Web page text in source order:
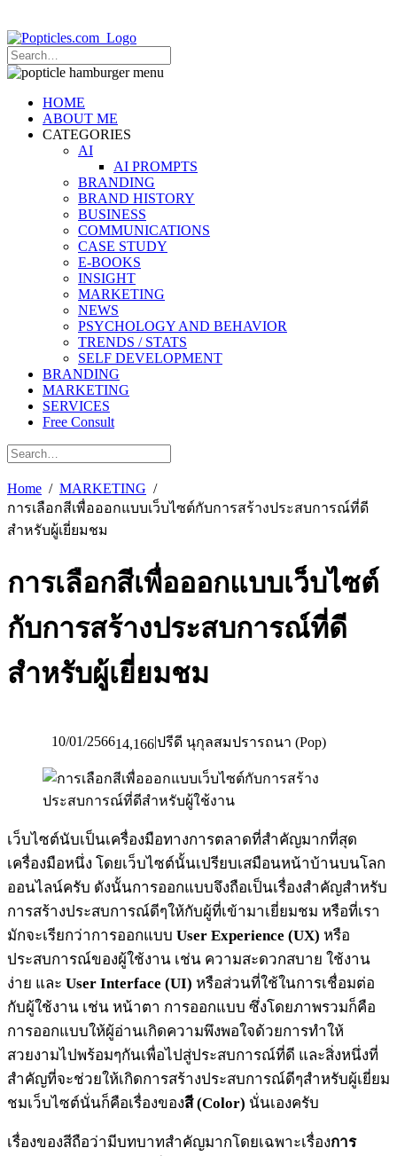
Popticles.com
HOME
ABOUT ME
CATEGORIES
AI
AI PROMPTS
BRANDING
BRAND HISTORY
BUSINESS
COMMUNICATIONS
CASE STUDY
E-BOOKS
INSIGHT
MARKETING
NEWS
PSYCHOLOGY AND BEHAVIOR
TRENDS / STATS
SELF DEVELOPMENT
BRANDING
MARKETING
SERVICES
Free Consult
Home
MARKETING
การเลือกสีเพื่อออกแบบเว็บไซต์กับการสร้างประสบการณ์ที่ดี
สำหรับผู้เยี่ยมชม
การเลือกสีเพื่อออกแบบเว็บไซต์
กับการสร้างประสบการณ์ที่ดี
สำหรับผู้เยี่ยมชม
10/01/256614,166|ปรีดี นุกุลสมปรารถนา (Pop)
เว็บไซต์นับเป็นเครื่องมือทางการตลาดที่สำคัญมากที่สุด
เครื่องมือหนึ่ง โดยเว็บไซต์นั้นเปรียบเสมือนหน้าบ้านบนโลก
ออนไลน์ครับ ดังนั้นการออกแบบจึงถือเป็นเรื่องสำคัญสำหรับ
การสร้างประสบการณ์ดีๆให้กับผู้ที่เข้ามาเยี่ยมชม หรือที่เรา
มักจะเรียกว่าการออกแบบ User Experience (UX) หรือ
ประสบการณ์ของผู้ใช้งาน เช่น ความสะดวกสบาย ใช้งาน
ง่าย และ User Interface (UI) หรือส่วนที่ใช้ในการเชื่อมต่อ
กับผู้ใช้งาน เช่น หน้าตา การออกแบบ ซึ่งโดยภาพรวมก็คือ
การออกแบบให้ผู้อ่านเกิดความพึงพอใจด้วยการทำให้
สวยงามไปพร้อมๆกันเพื่อไปสู่ประสบการณ์ที่ดี และสิ่งหนึ่งที่
สำคัญที่จะช่วยให้เกิดการสร้างประสบการณ์ดีๆสำหรับผู้เยี่ยม
ชมเว็บไซต์นั่นก็คือเรื่องของสี (Color) นั่นเองครับ
เรื่องของสีถือว่ามีบทบาทสำคัญมากโดยเฉพาะเรื่องการ